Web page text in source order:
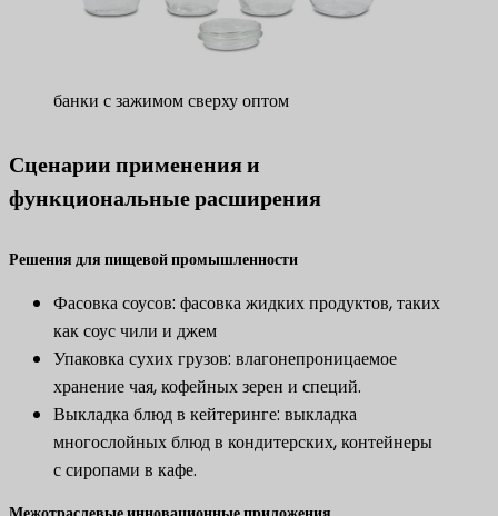
банки с зажимом сверху оптом
Сценарии применения и
функциональные расширения
​Решения для пищевой промышленности​
Фасовка соусов: фасовка жидких продуктов, таких
как соус чили и джем
Упаковка сухих грузов: влагонепроницаемое
хранение чая, кофейных зерен и специй.
Выкладка блюд в кейтеринге: выкладка
многослойных блюд в кондитерских, контейнеры
с сиропами в кафе.